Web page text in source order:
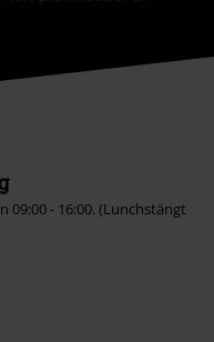
09:00 - 16:00. (Lunchstängt